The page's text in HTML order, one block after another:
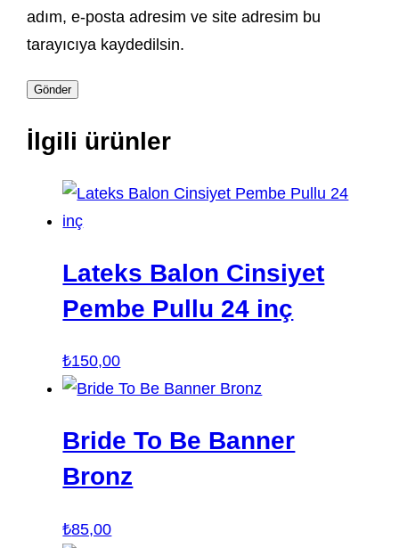
adım, e-posta adresim ve site adresim bu
tarayıcıya kaydedilsin.
İlgili ürünler
Lateks Balon Cinsiyet
Pembe Pullu 24 inç
₺150,00
Bride To Be Banner
Bronz
₺85,00